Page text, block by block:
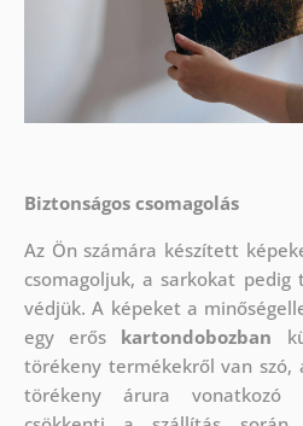
Biztonságos csomagolás
Az Ön számára készített
csomagoljuk, a sarkokat
védjük.A képeket a
egy erős kartondobozban
törékeny termékekről van
törékeny árura vonatkozó